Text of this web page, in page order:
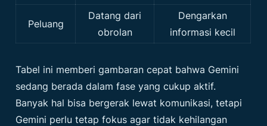
Peluang
Datang dari
obrolan
Dengarkan
informasi kecil
Tabel ini memberi gambaran cepat bahwa Gemini
sedang berada dalam fase yang cukup aktif.
Banyak hal bisa bergerak lewat komunikasi, tetapi
Gemini perlu tetap fokus agar tidak kehilangan